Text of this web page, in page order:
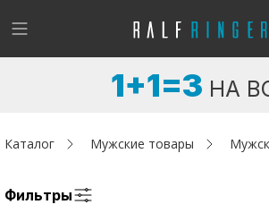
!
Женщинам
Возникли вопросы? - club@ralf.ru
1+1=3 НА
Каталог Мужские товары
Фильтры